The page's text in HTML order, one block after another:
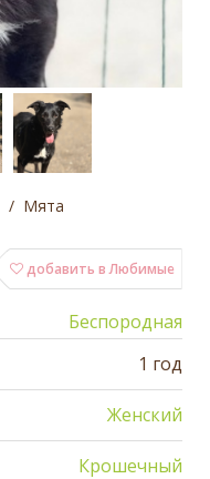
Мята
добавить в Любимые
Беспородная
1 год
Женский
Крошечный